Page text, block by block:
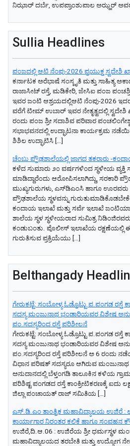
ನಿಝಾರ್ ದರ್ಬೆ, ಉಪಪ್ರಾಂಶುಪಾಲ ಅಝ್ಹರ್
Sullia Headlines
ಪಂಜದಲ್ಲಿ ಆಟಿ ನೆಂಪು-2026 ಪ್ರಯುಕ್ತ ಸ್ವದೇಶಿ
ಕರ್ನಾಟಕ ಅರೆಭಾಷೆ ಸಂಸ್ಕೃತಿ ಮತ್ತು ಸಾಹಿತ್ಯ
ರಾಜಾಸೀಟ್‌ ರಸ್ತೆ, ಮಡಿಕೇರಿ, ಜೇಸಿಐ ಪಂಜ
ಇವರ ಜಂಟಿ ಆಶ್ರಯದಲ್ಲಿಆಟಿ ನೆಂಪು-2026
ವರೆಗೆ ಟೀಮ್ ಉಬಾರ್ ಇವರ ನೇತೃತ್ವದಲ್ಲಿ
ರಂದು ಪಂಜ ಶ್ರೀ ಸದಾಶಿವ ಪರಿವಾರ
ಸಭಾಭವನದಲ್ಲಿ ಉದ್ಘಾಟನಾ ಕಾರ್ಯಕ್ರಮ
ಶಿಶಿಲ ಉದ್ಘಾಟಿಸಿ […]
ಚೆಂಬು ಪ್ರೌಢಶಾಲೆಯಲ್ಲಿ ಜಾಗದ ತಕರಾರು -
ಕಳೆದ ಸುಮಾರು ೨೦ ವರ್ಷಗಳಿಂದ ಸ್ಥಳೀಯ
ಮಾಡಿದ್ದಾರೆಂದು ಆರೋಪಿಸಲಾಗಿದ್ದು, ಸರಕಾರಿ
ಮುಖ್ಯಗುರುಗಳು, ಎಸ್‌ಡಿಎಂಸಿ ಹಾಗೂ
ಪ್ರೌಢಶಾಲೆಯ ಸ್ಥಳವನ್ನು
ಕಂದಾಯ ಇಲಾಖೆ ಮತ್ತು ಸರ್ವೆ ಇಲಾಖೆ
ಶಾಲೆಯ ಸ್ಥಳ ಸ್ಥಳೀಯರಾದ ಸುಮಿತ್ರ
ಕಂಡುಬಂತು. ಪೊಲೀಸ್ ಇಲಾಖೆಯ ರಕ್ಷಣೆಯಲ್ಲಿ
ಗುರುತಿಸುವ ಪ್ರಕ್ರಿಯೆಯು […]
Belthangady
ಗೇರುಕಟ್ಟೆ: ಸಂಬೋಳ್ಯ ಓಡ್ರೊಟ್ಟು ಪ.ಪಂಗಡ ರಸ್ತೆ
ಸದಸ್ಯ ಮಂಜುನಾಥ ಭಂಡಾರಿಯವರ ವಿಶೇಷ
ಪಂ.ಸದಸ್ಯರಿಂದ ರಸ್ತೆ ಪರಿಶೀಲನೆ
ಗೇರುಕಟ್ಟೆ: ಸಂಬೋಳ್ಯ ಓಡ್ರೊಟ್ಟು ಪ.ಪಂಗಡ ರಸ್ತೆ
ಸದಸ್ಯ ಮಂಜುನಾಥ ಭಂಡಾರಿಯವರ ವಿಶೇಷ
ಪಂ.ಸದಸ್ಯರಿಂದ ರಸ್ತೆ ಪರಿಶೀಲನೆ ಅ 6 ರಂದು
ವಿಧಾನ ಪರಿಷತ್ ಸದಸ್ಯರೂ ಆಗಿರುವ
ಅನುದಾನದಲ್ಲಿ ಬೆಳ್ತಂಗಡಿ ತಾಲೂಕಿನ ಕಳಿಯ
ಪರಿಶಿಷ್ಟ ಪಂಗಡದ ರಸ್ತೆ ಕಾಂಕ್ರೀಟಿಕರಣಕ್ಕೆ ಐದು
ಜಿಲ್ಲಾ ಪಂಚಾಯತ್ ರಾಜ್ ಸಮಿತಿಯ […]
ಎಸ್.ಡಿ.ಎಂ ತಾಂತ್ರಿಕ ಮಹಾವಿದ್ಯಾಲಯ ಉಜಿರೆ :
ಕಾರ್ಯಾಗಾರ ನಿರಂತರ ಕಲಿಕೆ ಹಾಗೂ ಸಂವಹನ
ಉಜಿರೆ,ದಿ.ಆ.06 : ಉಜಿರೆಯ ಶ್ರೀ ಧರ್ಮಸ್ಥಳ
ಮಹಾವಿದ್ಯಾಲಯದ ತರಬೇತಿ ಮತ್ತು ಉದ್ಯೋಗ